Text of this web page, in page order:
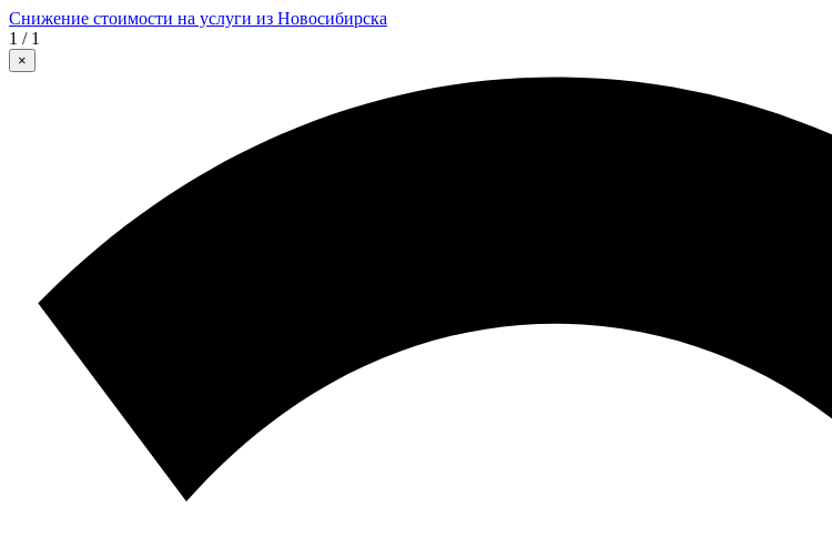
Снижение стоимости на услуги из Новосибирска
1 / 1
×